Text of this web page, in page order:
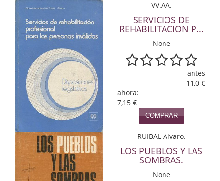
Enciclopedias
Ensayo
Ensayo literario
Filosofía
Física y Química
Física y química
Guerra Civil Española
Historia
historia
VV.AA.
SERVICIOS DE
REHABILITACION P...
None
antes
11,0 €
ahora:
7,15 €
COMPRAR
RUIBAL Alvaro.
LOS PUEBLOS Y LAS
SOMBRAS.
None